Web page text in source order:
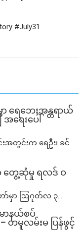
#July31
ရေဘေးအန္တရာယ်
ရေးပေါ်
အတွင်းက ရေဦး၊ ခင်
ာ တွေ့ဆုံမှု ရလဒ် ဝ
ော်မှာ ဩဂုတ်လ ၃...
ာနယ်စပ်
တမူလမ်းမ ပြန်ဖွင့်